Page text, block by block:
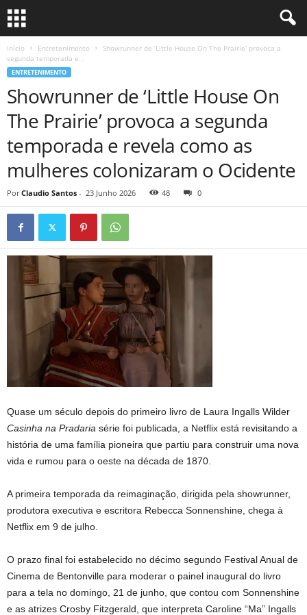
Início Entretenimento
Showrunner de ‘Little House On The Prairie’ provoca a
segunda temporada e...
ENTRETENIMENTO
Showrunner de ‘Little House On
The Prairie’ provoca a segunda
temporada e revela como as
mulheres colonizaram o Ocidente
Por Claudio Santos - 23 Junho 2026 48 0
Quase um século depois do primeiro livro de Laura Ingalls Wilder
Casinha na Pradaria série foi publicada, a Netflix está revisitando a
história de uma família pioneira que partiu para construir uma nova
vida e rumou para o oeste na década de 1870.
A primeira temporada da reimaginação, dirigida pela showrunner,
produtora executiva e escritora Rebecca Sonnenshine, chega à
Netflix em 9 de julho.
O prazo final foi estabelecido no décimo segundo Festival Anual de
Cinema de Bentonville para moderar o painel inaugural do livro
para a tela no domingo, 21 de junho, que contou com Sonnenshine
e as atrizes Crosby Fitzgerald, que interpreta Caroline “Ma” Ingalls